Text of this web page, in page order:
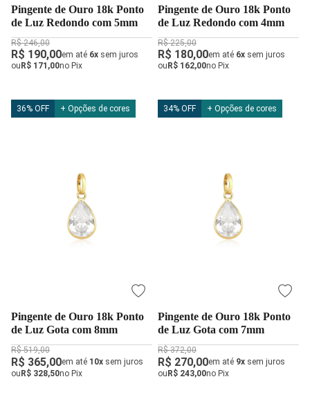
Pingente de Ouro 18k Ponto
de Luz Redondo com 5mm
R$ 246,00
R$ 190,00em até 6x sem juros
ou R$ 171,00no Pix
Pingente de Ouro 18k Ponto
de Luz Redondo com 4mm
R$ 225,00
R$ 180,00em até 6x sem juros
ou R$ 162,00no Pix
36% OFF + Opções de cores
Pingente de Ouro 18k Ponto
de Luz Gota com 8mm
R$ 519,00
R$ 365,00em até 10x sem juros
ouR$ 328,50no Pix
34% OFF + Opções de cores
Pingente de Ouro 18k Ponto
de Luz Gota com 7mm
R$ 372,00
R$ 270,00em até 9x sem juros
ouR$ 243,00no Pix